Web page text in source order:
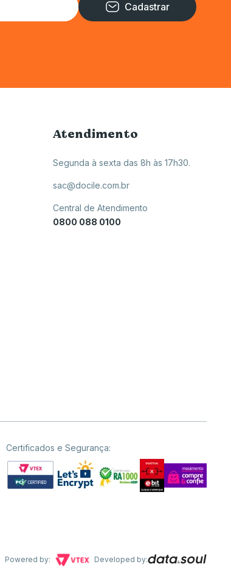
Cadastrar
Atendimento
Segunda à sexta das 8h às 17h30.
sac@docile.com.br
Central de Atendimento
0800 088 0100
Certificados e Segurança:
Powered by: Developed by: